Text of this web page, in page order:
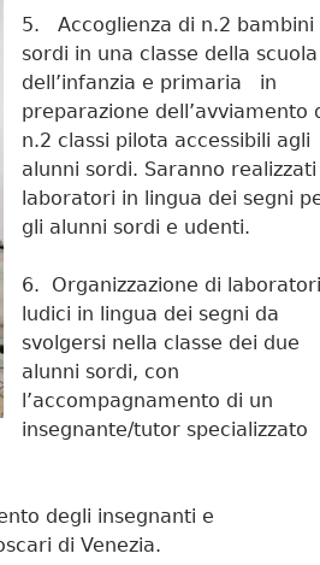
5. Accoglienza di n.2 bambini
sordi in una classe della scuola
dell’infanzia e primaria in
preparazione dell’avviamento
n.2 classi pilota accessibili agli
alunni sordi. Saranno realizzati
laboratori in lingua dei segni
gli alunni sordi e udenti.
6. Organizzazione di laboratori
ludici in lingua dei segni da
svolgersi nella classe dei due
alunni sordi, con
l’accompagnamento di un
insegnante/tutor specializzato
degli insegnanti e
di Venezia.